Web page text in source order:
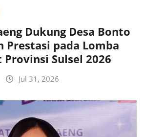
Dukung Desa Bonto
Prestasi pada Lomba
Provinsi Sulsel 2026
Jul 31, 2026